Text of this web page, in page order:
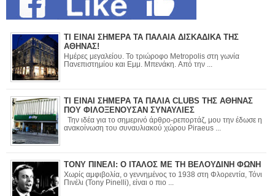
ΤΙ ΕΙΝΑΙ ΣΗΜΕΡΑ ΤΑ ΠΑΛΑΙΑ ΔΙΣΚΑΔΙΚΑ ΤΗΣ
ΑΘΗΝΑΣ!
Ημέρες μεγαλείου. Το τριώροφο Metropolis στη γωνία
Πανεπιστημίου και Εμμ. Μπενάκη. Από την ...
ΤΙ ΕΙΝΑΙ ΣΗΜΕΡΑ ΤΑ ΠΑΛΙΑ CLUBS ΤΗΣ ΑΘΗΝΑΣ
ΠΟΥ ΦΙΛΟΞΕΝΟΥΣΑΝ ΣΥΝΑΥΛΙΕΣ
Την ιδέα για το σημερινό άρθρο-ρεπορτάζ, μου την έδωσε η
ανακοίνωση του συναυλιακού χώρου Piraeus ...
ΤΟΝΥ ΠΙΝΕΛΙ: Ο ΙΤΑΛΟΣ ΜΕ ΤΗ ΒΕΛΟΥΔΙΝΗ ΦΩΝΗ
Χωρίς αμφιβολία, ο γεννημένος το 1938 στη Φλορεντία, Τόνι
Πινέλι (Tony Pinelli), είναι ο πιο ...